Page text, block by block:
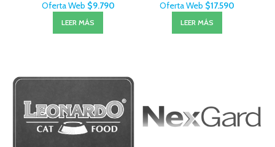
Oferta Web $9.790
LEER MÁS
Oferta Web $17.590
LEER MÁS